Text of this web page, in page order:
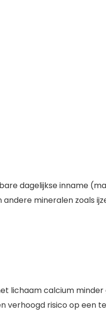
dagelijkse inname
mineralen zoals
lichaam calcium
risico op een